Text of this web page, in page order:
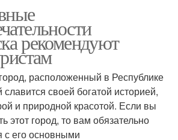
рекомендуют
расположенный в Республике
своей богатой историей,
и природной красотой. Если вы
этот город, то вам обязательно
с его основными